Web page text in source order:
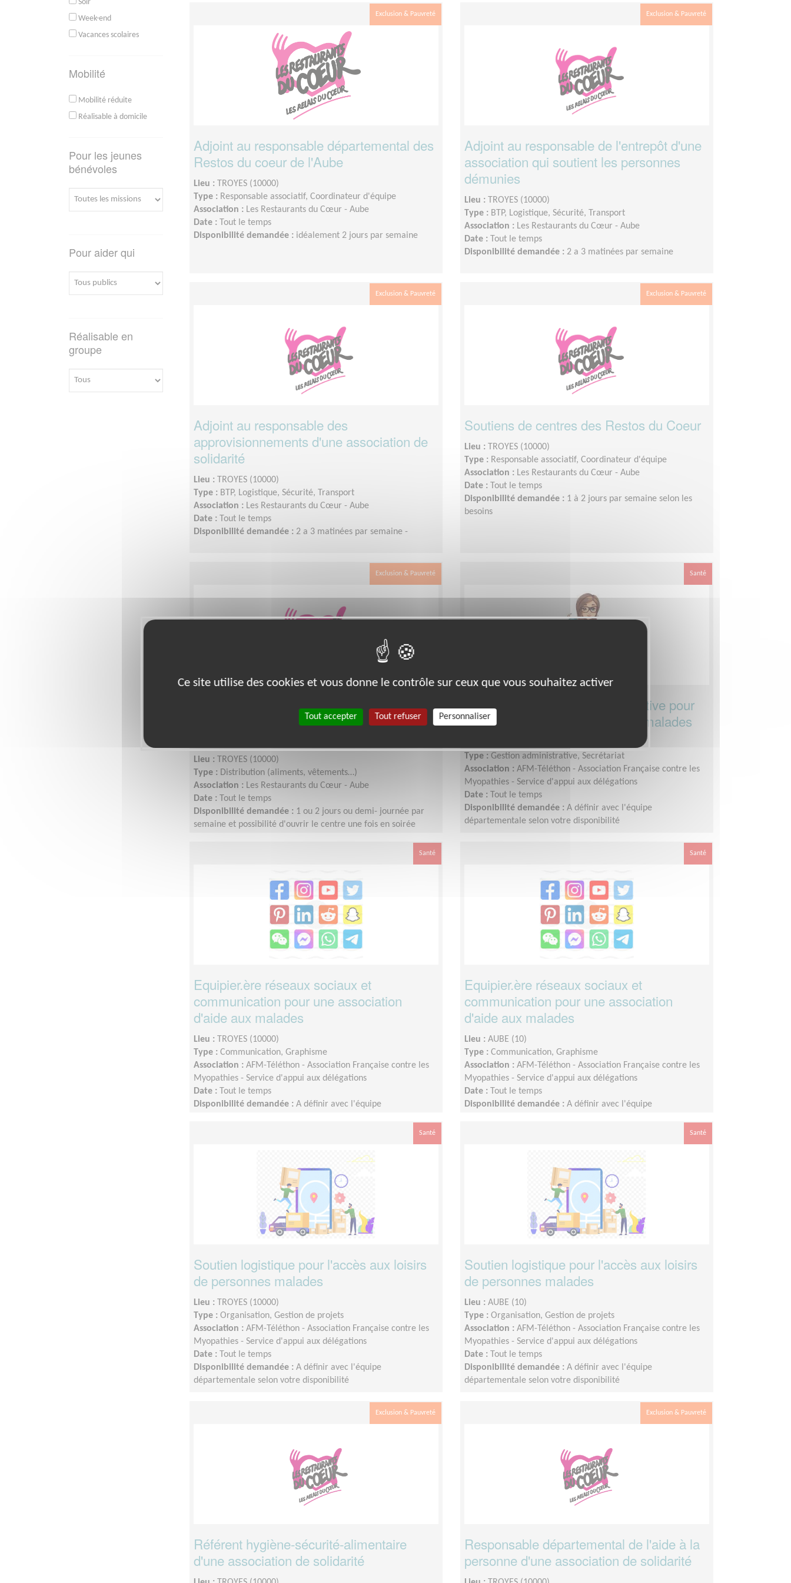
Soir
Week-end
Vacances scolaires
Mobilité
Mobilité réduite
Réalisable à domicile
Pour les jeunes
bénévoles
Pour aider qui
Réalisable en
groupe
Exclusion & Pauvreté
Adjoint au responsable départemental des
Restos du coeur de l'Aube
Lieu : TROYES (10000)
Type : Responsable associatif, Coordinateur d'équipe
Association : Les Restaurants du Cœur - Aube
Date : Tout le temps
Disponibilité demandée : idéalement 2 jours par semaine
Exclusion & Pauvreté
Adjoint au responsable de l'entrepôt d'une
association qui soutient les personnes
démunies
Lieu : TROYES (10000)
Type : BTP, Logistique, Sécurité, Transport
Association : Les Restaurants du Cœur - Aube
Date : Tout le temps
Disponibilité demandée : 2 a 3 matinées par semaine
Exclusion & Pauvreté
Adjoint au responsable des
approvisionnements d'une association de
solidarité
Lieu : TROYES (10000)
Type : BTP, Logistique, Sécurité, Transport
Association : Les Restaurants du Cœur - Aube
Date : Tout le temps
Disponibilité demandée : 2 a 3 matinées par semaine -
Exclusion & Pauvreté
Soutiens de centres des Restos du Coeur
Lieu : TROYES (10000)
Type : Responsable associatif, Coordinateur d'équipe
Association : Les Restaurants du Cœur - Aube
Date : Tout le temps
Disponibilité demandée : 1 à 2 jours par semaine selon les
besoins
Exclusion & Pauvreté
Membre de l'équipe distribution alimentaire
pour le nouveau centre de Troyes des
Lieu : TROYES (10000)
Type : Distribution (aliments, vêtements…)
Association : Les Restaurants du Cœur - Aube
Date : Tout le temps
Disponibilité demandée : 1 ou 2 jours ou demi- journée par
semaine et possibilité d'ouvrir le centre une fois en soirée
Santé
Equipier(ère) gestion administrative pour
une association de soutien aux malades
Type : Gestion administrative, Secrétariat
Association : AFM-Téléthon - Association Française contre les
Myopathies - Service d'appui aux délégations
Date : Tout le temps
Disponibilité demandée : A définir avec l'équipe
départementale selon votre disponibilité
Santé
Equipier.ère réseaux sociaux et
communication pour une association
d'aide aux malades
Lieu : TROYES (10000)
Type : Communication, Graphisme
Association : AFM-Téléthon - Association Française contre les
Myopathies - Service d'appui aux délégations
Date : Tout le temps
Disponibilité demandée : A définir avec l'équipe
Santé
Equipier.ère réseaux sociaux et
communication pour une association
d'aide aux malades
Lieu : AUBE (10)
Type : Communication, Graphisme
Association : AFM-Téléthon - Association Française contre les
Myopathies - Service d'appui aux délégations
Date : Tout le temps
Disponibilité demandée : A définir avec l'équipe
Santé
Soutien logistique pour l'accès aux loisirs
de personnes malades
Lieu : TROYES (10000)
Type : Organisation, Gestion de projets
Association : AFM-Téléthon - Association Française contre les
Myopathies - Service d'appui aux délégations
Date : Tout le temps
Disponibilité demandée : A définir avec l'équipe
départementale selon votre disponibilité
Santé
Soutien logistique pour l'accès aux loisirs
de personnes malades
Lieu : AUBE (10)
Type : Organisation, Gestion de projets
Association : AFM-Téléthon - Association Française contre les
Myopathies - Service d'appui aux délégations
Date : Tout le temps
Disponibilité demandée : A définir avec l'équipe
départementale selon votre disponibilité
Exclusion & Pauvreté
Référent hygiène-sécurité-alimentaire
d'une association de solidarité
Exclusion & Pauvreté
Responsable départemental de l'aide à la
personne d'une association de solidarité
Ce site utilise des cookies et vous donne le contrôle sur ceux que vous souhaitez activer
Tout accepter Tout refuser Personnaliser